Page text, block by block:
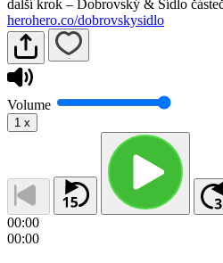
další krok – Dobrovský & Šídlo
herohero.co/dobrovskysidlo
Volume
1 x
00:00
00:00